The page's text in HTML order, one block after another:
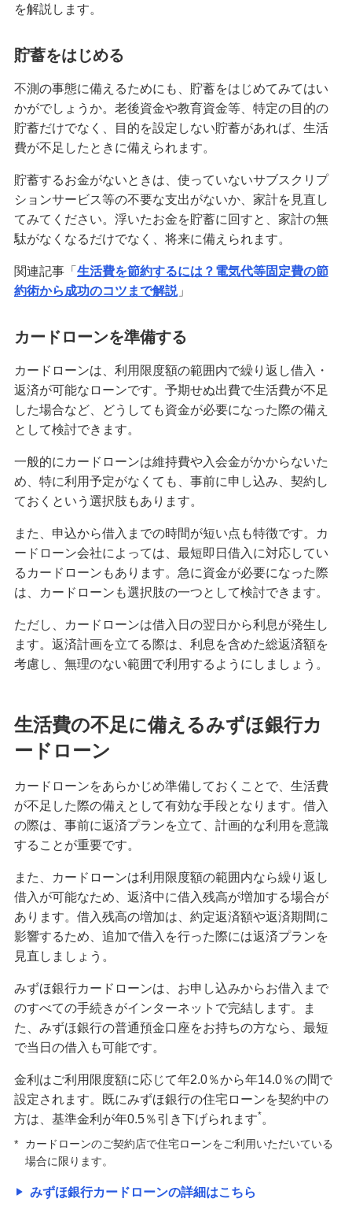
カードローン返済が終わらない！返済期間を短縮
するコツや残高確認方法を解説
ブライダルローンとは？メリットや選び方、費用
を抑える方法を解説
みずほ リ・バース60
ご利用中のお客さま
申込ボードログイン
ご検討中のお客さま
住宅ローン申込（新規）
住宅ローン申込（借換）
カードローン申込（口座あり）
貯める・増やす
備える
相続・保険
学ぶ・考える
生涯学習
お客さまサポート
みずほ銀行について
を解説します。
貯蓄をはじめる
不測の事態に備えるためにも、貯蓄をはじめてみてはい
かがでしょうか。老後資金や教育資金等、特定の目的の
貯蓄だけでなく、目的を設定しない貯蓄があれば、生活
費が不足したときに備えられます。
貯蓄するお金がないときは、使っていないサブスクリプ
ションサービス等の不要な支出がないか、家計を見直し
てみてください。浮いたお金を貯蓄に回すと、家計の無
駄がなくなるだけでなく、将来に備えられます。
関連記事「 生活費を節約するには？電気代等固定費の節
約術から成功のコツまで解説」
カードローンを準備する
カードローンは、利用限度額の範囲内で繰り返し借入・
返済が可能なローンです。予期せぬ出費で生活費が不足
した場合など、どうしても資金が必要になった際の備え
として検討できます。
一般的にカードローンは維持費や入会金がかからないた
め、特に利用予定がなくても、事前に申し込み、契約し
ておくという選択肢もあります。
また、申込から借入までの時間が短い点も特徴です。カ
ードローン会社によっては、最短即日借入に対応してい
るカードローンもあります。急に資金が必要になった際
は、カードローンも選択肢の一つとして検討できます。
ただし、カードローンは借入日の翌日から利息が発生し
ます。返済計画を立てる際は、利息を含めた総返済額を
考慮し、無理のない範囲で利用するようにしましょう。
生活費の不足に備えるみずほ銀行カ
ードローン
カードローンをあらかじめ準備しておくことで、生活費
が不足した際の備えとして有効な手段となります。借入
の際は、事前に返済プランを立て、計画的な利用を意識
することが重要です。
また、カードローンは利用限度額の範囲内なら繰り返し
借入が可能なため、返済中に借入残高が増加する場合が
あります。借入残高の増加は、約定返済額や返済期間に
影響するため、追加で借入を行った際には返済プランを
見直しましょう。
みずほ銀行カードローンは、お申し込みからお借入まで
のすべての手続きがインターネットで完結します。ま
た、みずほ銀行の普通預金口座をお持ちの方なら、最短
で当日の借入も可能です。
金利はご利用限度額に応じて年2.0％から年14.0％の間で
設定されます。既にみずほ銀行の住宅ローンを契約中の
方は、基準金利が年0.5％引き下げられます*。
*
カードローンのご契約店で住宅ローンをご利用いただいている
場合に限ります。
みずほ銀行カードローンの詳細はこちら